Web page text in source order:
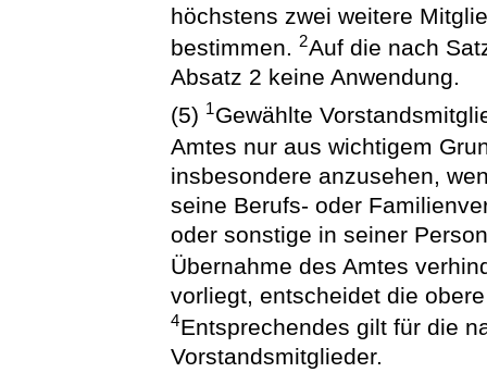
höchstens zwei weitere
bestimmen.2Auf die nach
Absatz 2 keine Anwendung.
(5) 1Gewählte
Amtes nur aus wichtigem
insbesondere anzusehen,
seine Berufs- oder
oder sonstige in seiner
Übernahme des Amtes
vorliegt, entscheidet die
4Entsprechendes gilt für die
Vorstandsmitglieder.